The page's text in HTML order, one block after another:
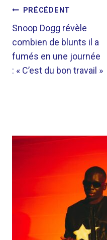
DE
L’ARTICLE
PRÉCÉDENT
Snoop Dogg révèle
combien de blunts il a
fumés en une journée
: « C’est du bon travail »